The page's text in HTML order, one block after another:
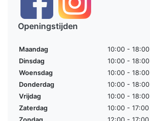
Openingstijden
Maandag
10:00 - 18:00
Dinsdag
10:00 - 18:00
Woensdag
10:00 - 18:00
Donderdag
10:00 - 18:00
Vrijdag
10:00 - 18:00
Zaterdag
10:00 - 17:00